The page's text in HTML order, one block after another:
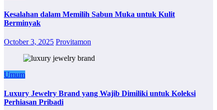
Kesalahan dalam Memilih Sabun Muka untuk Kulit
Berminyak
October 3, 2025 Provitamon
Umum
Luxury Jewelry Brand yang Wajib Dimiliki untuk Koleksi
Perhiasan Pribadi